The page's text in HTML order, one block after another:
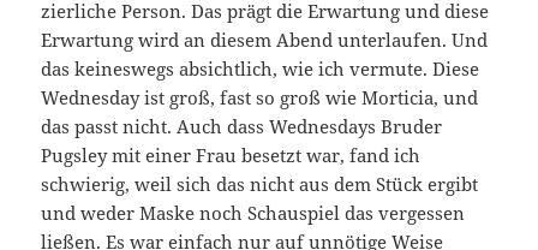
zierliche Person. Das prägt die Erwartung und diese
Erwartung wird an diesem Abend unterlaufen. Und
das keineswegs absichtlich, wie ich vermute. Diese
Wednesday ist groß, fast so groß wie Morticia, und
das passt nicht. Auch dass Wednesdays Bruder
Pugsley mit einer Frau besetzt war, fand ich
schwierig, weil sich das nicht aus dem Stück ergibt
und weder Maske noch Schauspiel das vergessen
ließen. Es war einfach nur auf unnötige Weise